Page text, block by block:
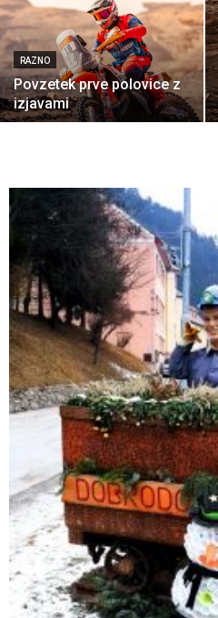
RAZNO
Povzetek prve polovice z
izjavami